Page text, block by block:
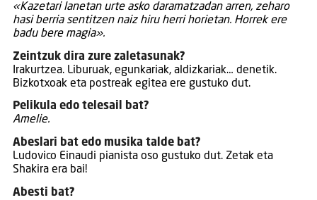
«Kazetari lanetan urte asko daramatzadan arren, zeharo
hasi berria sentitzen naiz hiru herri horietan. Horrek ere
badu bere magia».
Zeintzuk dira zure zaletasunak?
Irakurtzea. Liburuak, egunkariak, aldizkariak… denetik.
Bizkotxoak eta postreak egitea ere gustuko dut.
Pelikula edo telesail bat?
Amelie.
Abeslari bat edo musika talde bat?
Ludovico Einaudi pianista oso gustuko dut. Zetak eta
Shakira era bai!
Abesti bat?